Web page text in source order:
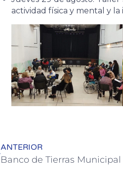
actividad física y mental y
ANTERIOR